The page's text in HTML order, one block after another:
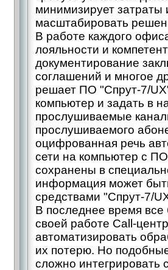
минимизирует затраты
масштабировать
В работе каждого
лояльности и
документирование
соглашений и многое
решает ПО "Спрут-7/
компьютер и задать в
прослушиваемые
прослушиваемого
оцифрованная речь
сети на компьютер с
сохранены в
информация может
средствами "Спрут-7/
В последнее время
своей работе Call-
автоматизировать
их потерю. Но
сложно